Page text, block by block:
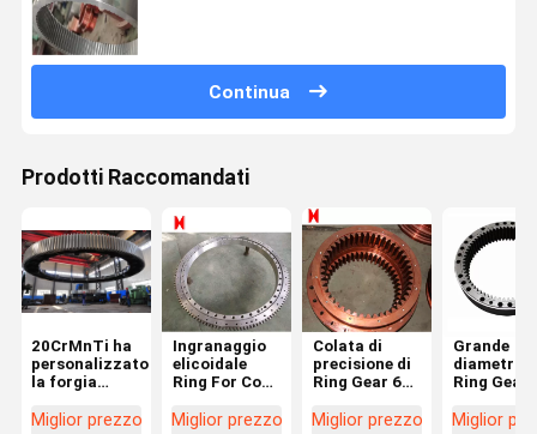
Continua
Prodotti Raccomandati
20CrMnTi ha
personalizzato
la forgia
Ring
Miglior prezzo
Ingranaggio
elicoidale
Ring For Coal
Ring Gear di
Miglior prezzo
Colata di
precisione di
Ring Gear 6m
fucinato del
Miglior prezzo
Grande
diametro
Ring Gear
forgiato
Miglior